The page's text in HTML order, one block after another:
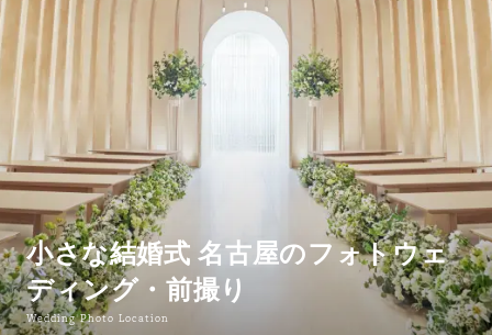
小さな結婚式 名古屋のフォトウェ
ディング・前撮り
Wedding Photo Location